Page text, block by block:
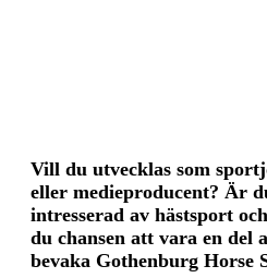
Vill du utvecklas som
eller medieproducent? Är
intresserad av hästsport
du chansen att vara en del
bevaka Gothenburg Horse